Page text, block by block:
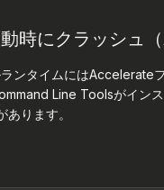
時にクラッシュ（
ンタイムにはAccelerate
Line Toolsがイン
あります。